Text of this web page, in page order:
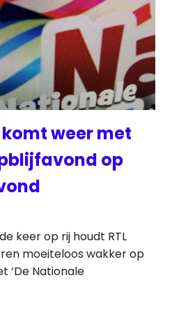
komt weer met
op
keer op rij houdt RTL
moeiteloos wakker op
‘De Nationale